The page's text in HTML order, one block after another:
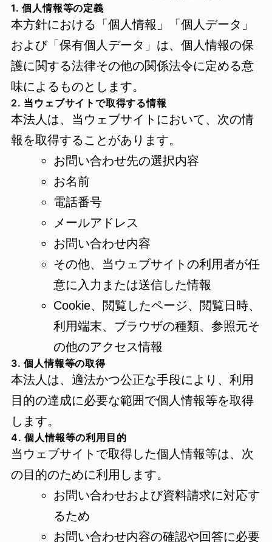
1. 個人情報等の定義
本方針における「個人情報」「個人データ」
および「保有個人データ」は、個人情報の保
護に関する法律その他の関係法令に定める意
味によるものとします。
2. 当ウェブサイトで取得する情報
本法人は、当ウェブサイトにおいて、次の情
報を取得することがあります。
お問い合わせ先の選択内容
お名前
電話番号
メールアドレス
お問い合わせ内容
その他、当ウェブサイトの利用者が任
意に入力または送信した情報
Cookie、閲覧したページ、閲覧日時、
利用端末、ブラウザの種類、参照元そ
の他のアクセス情報
3. 個人情報等の取得
本法人は、適法かつ公正な手段により、利用
目的の達成に必要な範囲で個人情報等を取得
します。
4. 個人情報等の利用目的
当ウェブサイトで取得した個人情報等は、次
の目的のために利用します。
お問い合わせおよび資料請求に対応す
るため
お問い合わせ内容の確認や回答に必要